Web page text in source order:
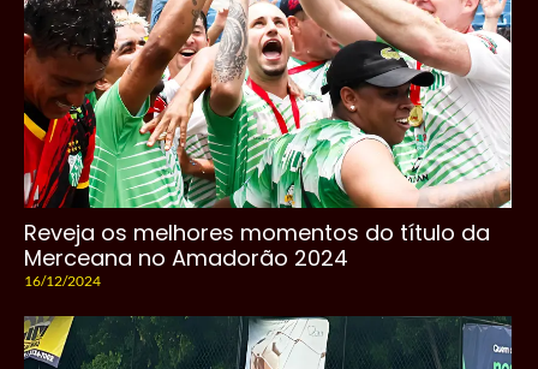
Reveja os melhores momentos do título da
Merceana no Amadorão 2024
16/12/2024